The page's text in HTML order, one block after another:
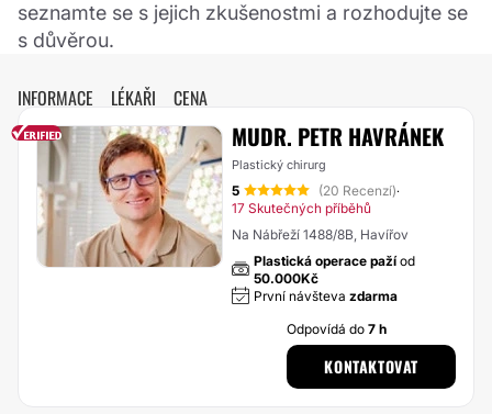
seznamte se s jejich zkušenostmi a rozhodujte se
s důvěrou.
INFORMACE LÉKAŘI CENA
MUDR. PETR HAVRÁNEK
Plastický chirurg
5 (20 Recenzí)·
17 Skutečných příběhů
Na Nábřeží 1488/8B, Havířov
Plastická operace pažíod
50.000Kč
První návšteva zdarma
Odpovídá do7 h
KONTAKTOVAT